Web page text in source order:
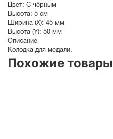
Цвет: С чёрным
Высота: 5 см
Ширина (X): 45 мм
Высота (Y): 50 мм
Описание
Колодка для медали.
Похожие товары